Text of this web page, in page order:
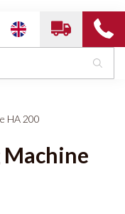
HA 200
Machine